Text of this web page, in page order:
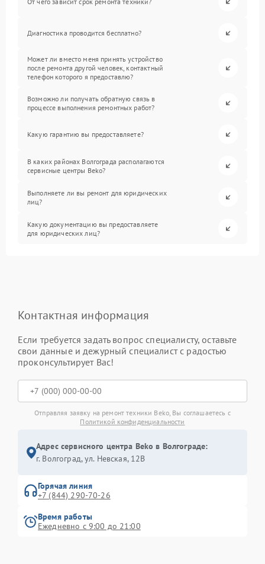
Диагностика проводится бесплатно?
Может ли вместо меня принять устройство
после ремонта другой человек, контактный
телефон которого я предоставлю?
Возможно ли получать обратную связь в
процессе выполнения ремонтных работ?
Какую гарантию вы предоставляете?
В каких районах Волгограда располагаются
сервисные центры Beko?
Выполняете ли вы ремонт для юридических
лиц?
Какую документацию вы предоставляете
для юридических лиц?
Контактная информация
Если требуется задать вопрос специалисту, оставьте
свои данные и дежурный специалист с радостью
проконсультирует Вас!
Отправляя заявку на ремонт техники Beko, Вы соглашаетесь с
Политикой конфиденциальности
Адрес сервисного центра Beko в Волгограде:
г. Волгоград, ул. Невская, 12В
Горячая линия
+7 (844) 290-70-26
Время работы
Ежедневно с 9:00 до 21:00